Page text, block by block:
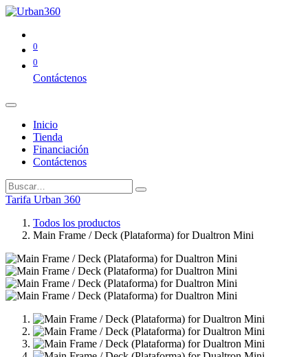
0
0
Contáctenos
Inicio
Tienda
Financiación
Contáctenos
Tarifa Urban 360
Todos los productos
Main Frame / Deck (Plataforma) for Dualtron Mini